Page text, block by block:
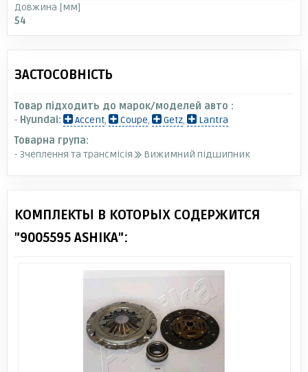
Довжина [мм]
54
ЗАСТОСОВНІСТЬ
Товар підходить до марок/моделей авто :
- Hyundai: Accent, Coupe, Getz,
Lantra
Товарна група:
- Зчеплення та трансмісія
Вижимний підшипник
КОМПЛЕКТЫ В КОТОРЫХ СОДЕРЖИТСЯ
"9005595 ASHIKA":